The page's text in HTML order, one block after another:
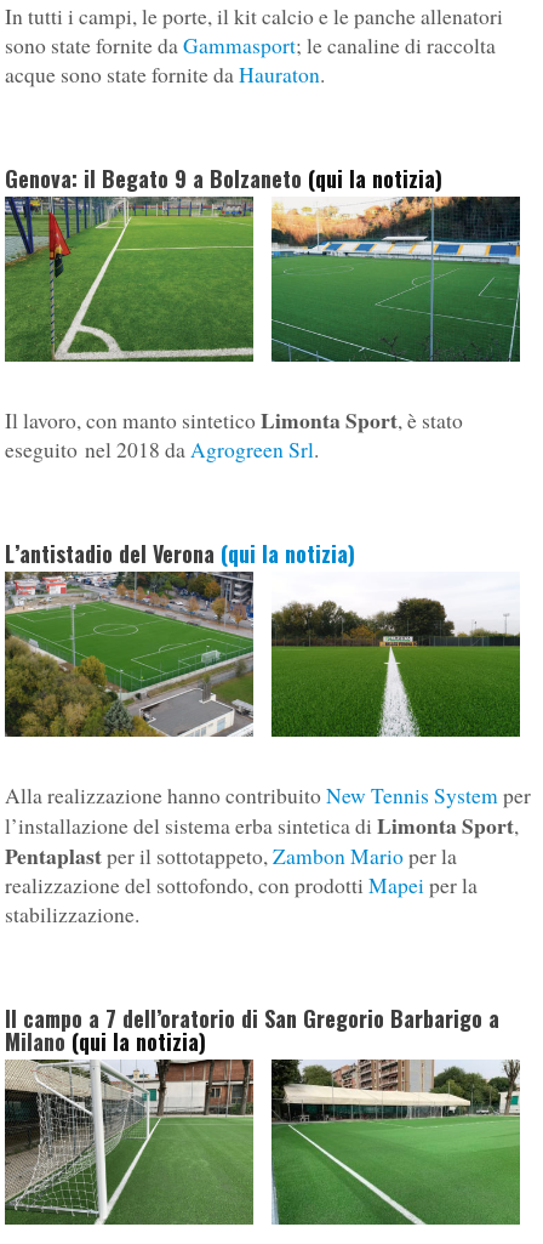
In tutti i campi, le porte, il kit calcio e le panche allenatori
sono state fornite daGammasport; le canaline di raccolta
acque sono state fornite daHauraton.
Genova: il Begato 9 a Bolzaneto (qui la notizia)
Il lavoro, con manto sinteticoLimonta Sport, è stato
eseguito nel 2018 daAgrogreen Srl.
L’antistadio del Verona (qui la notizia)
Alla realizzazione hanno contribuitoNew Tennis Systemper
l’installazione del sistema erba sintetica diLimonta Sport,
Pentaplastper il sottotappeto,Zambon Marioper la
realizzazione del sottofondo, con prodottiMapeiper la
stabilizzazione.
Il campo a 7 dell’oratorio di San Gregorio Barbarigo a
Milano (qui la notizia)